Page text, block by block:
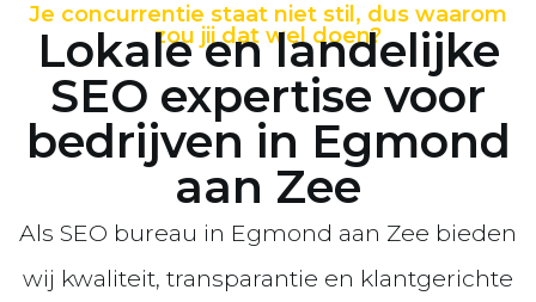
Je concurrentie staat niet stil, dus waarom
zou jij dat wel doen?
Lokale en landelijke
SEO expertise voor
bedrijven in Egmond
aan Zee
Als SEO bureau in Egmond aan Zee bieden
wij kwaliteit, transparantie en klantgerichte